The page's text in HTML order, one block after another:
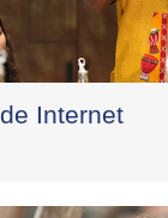
Internet